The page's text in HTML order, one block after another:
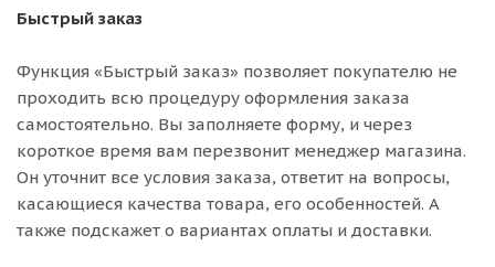
Быстрый заказ
Функция «Быстрый заказ» позволяет покупателю не
проходить всю процедуру оформления заказа
самостоятельно. Вы заполняете форму, и через
короткое время вам перезвонит менеджер магазина.
Он уточнит все условия заказа, ответит на вопросы,
касающиеся качества товара, его особенностей. А
также подскажет о вариантах оплаты и доставки.